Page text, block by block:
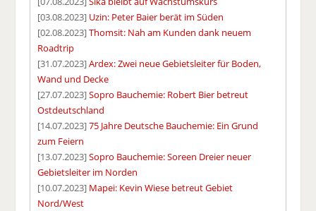
[03.08.2023] Uzin: Peter Baier berät im Süden
[02.08.2023]Thomsit: Nah am Kunden dank neuem
Roadtrip
[31.07.2023]Ardex: Zwei neue Gebietsleiter für Boden,
Wand und Decke
[27.07.2023]Sopro Bauchemie: Robert Bier betreut
Ostdeutschland
[14.07.2023]75 Jahre Deutsche Bauchemie: Ein Grund
zum Feiern
[13.07.2023]Sopro Bauchemie: Soreen Dreier neuer
Gebietsleiter im Norden
[10.07.2023] Mapei: Kevin Wiese betreut Gebiet
Nord/West